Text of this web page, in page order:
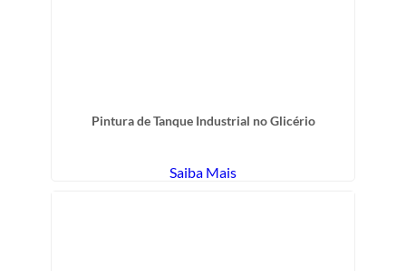
Pintura de Tanque Industrial no Glicério
Saiba Mais